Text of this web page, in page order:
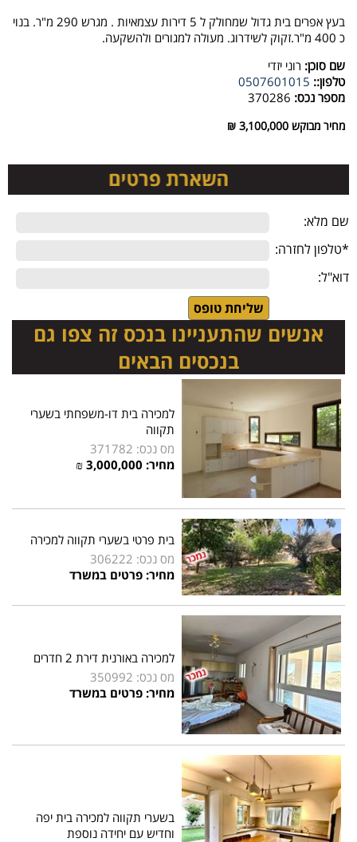
בעץ אפרים בית גדול שמחולק ל 5 דירות עצמאיות . מגרש 290 מ"ר. בנוי
כ 400 מ"ר.זקוק לשידרוג. מעולה למגורים ולהשקעה.
שם סוכן: רוני יזדי
טלפון:: 0507601015
מספר נכס: 370286
מחיר מבוקש 3,100,000 ₪
שם מלא:
*טלפון לחזרה:
דוא"ל:
אנשים שהתעניינו בנכס זה צפו גם
בנכסים הבאים
למכירה בית דו-משפחתי בשערי
תקווה
מס נכס: 371782
מחיר: 3,000,000 ₪
בית פרטי בשערי תקווה למכירה
מס נכס: 306222
מחיר: פרטים במשרד
למכירה באורנית דירת 2 חדרים
מס נכס: 350992
מחיר: פרטים במשרד
בשערי תקווה למכירה בית יפה
וחדיש עם יחידה נוספת